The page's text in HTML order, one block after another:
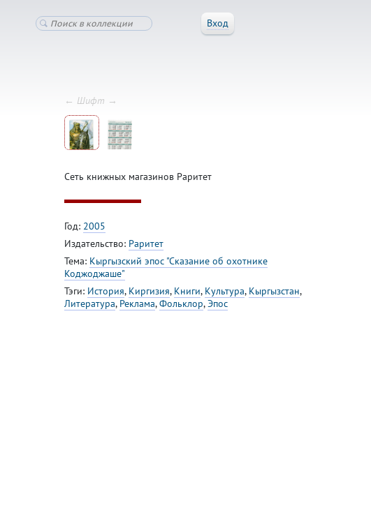
Вход
← Шифт →
Сеть книжных магазинов Раритет
Год: 2005
Издательство: Раритет
Тема: Кыргызский эпос "Сказание об охотнике
Коджоджаше"
Тэги: История, Киргизия, Книги, Культура, Кыргызстан,
Литература, Реклама,Фольклор,Эпос